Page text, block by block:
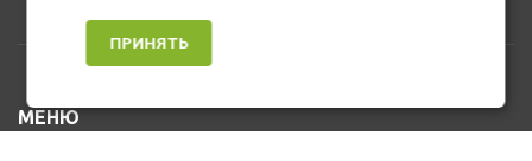
МЕНЮ
ПРИНЯТЬ